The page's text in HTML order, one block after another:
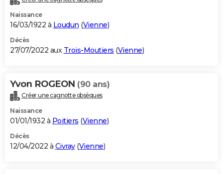
Naissance
16/03/1922 à Loudun (Vienne)
Décès
27/07/2022 aux Trois-Moutiers (Vienne)
Yvon ROGEON (90 ans)
Créer une cagnotte obsèques
Naissance
01/01/1932 à Poitiers (Vienne)
Décès
12/04/2022 à Civray(Vienne)